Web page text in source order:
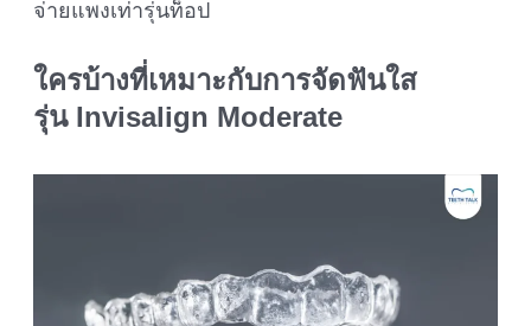
จ่ายแพงเท่ารุ่นท็อป
ใครบ้างที่เหมาะกับการจัดฟันใส
รุ่น Invisalign Moderate